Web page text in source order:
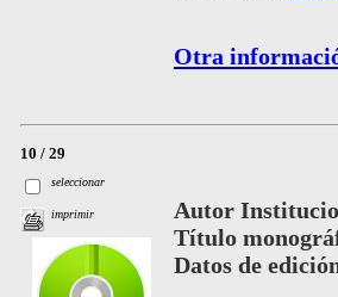
Otra
10 / 29
seleccionar
imprimir Autor
Título
Datos de